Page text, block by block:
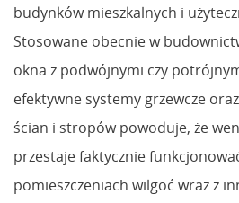
budynków mieszkalnych i
Stosowane obecnie w
okna z podwójnymi czy
efektywne systemy grzewcze
ścian i stropów powoduje, że
przestaje faktycznie
pomieszczeniach wilgoć wraz z